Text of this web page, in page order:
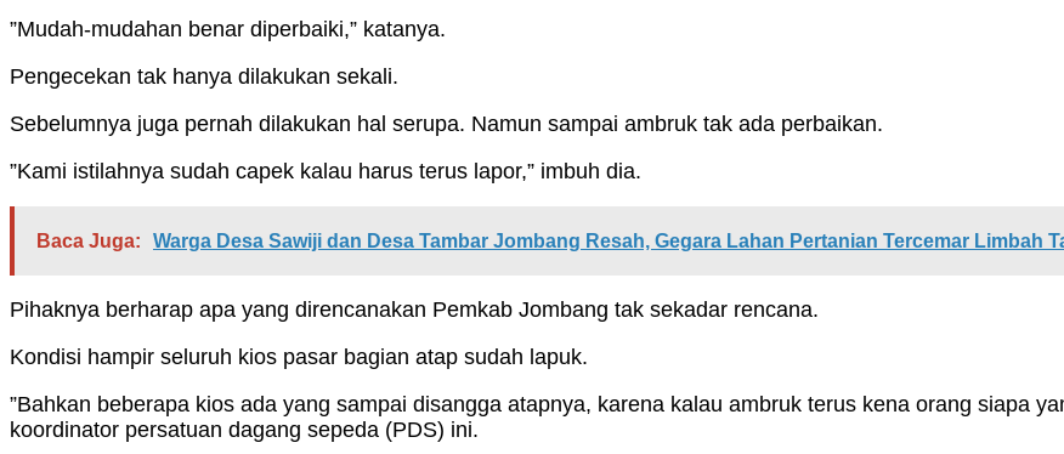
”Mudah-mudahan benar diperbaiki,” katanya.
Pengecekan tak hanya dilakukan sekali.
Sebelumnya juga pernah dilakukan hal serupa. Namun sampai ambruk tak ada perbaikan.
”Kami istilahnya sudah capek kalau harus terus lapor,” imbuh dia.
Baca Juga: Warga Desa Sawiji dan Desa Tambar Jombang Resah, Gegara Lahan Pertanian Tercemar Limbah
Pihaknya berharap apa yang direncanakan Pemkab Jombang tak sekadar rencana.
Kondisi hampir seluruh kios pasar bagian atap sudah lapuk.
”Bahkan beberapa kios ada yang sampai disangga atapnya, karena kalau ambruk terus kena orang siapa
koordinator persatuan dagang sepeda (PDS) ini.